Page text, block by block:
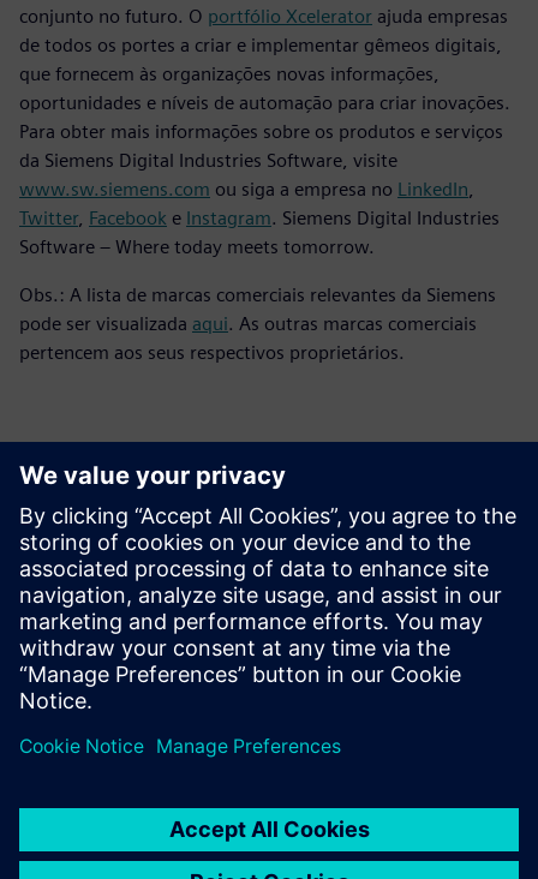
conjunto no futuro. O portfólio Xcelerator ajuda empresas
de todos os portes a criar e implementar gêmeos digitais,
que fornecem às organizações novas informações,
oportunidades e níveis de automação para criar inovações.
Para obter mais informações sobre os produtos e serviços
da Siemens Digital Industries Software, visite
www.sw.siemens.com ou siga a empresa no LinkedIn
Twitter, Facebook e Instagram. Siemens Digital Industries
Software – Where today meets tomorrow.
Obs.: A lista de marcas comerciais relevantes da Siemens
pode ser visualizada aqui. As outras marcas comerciais
pertencem aos seus respectivos proprietários.
Contatos para imprensa
Siemens Digital Industries Software PR Team
Email: press.software.sisw@siemens.com